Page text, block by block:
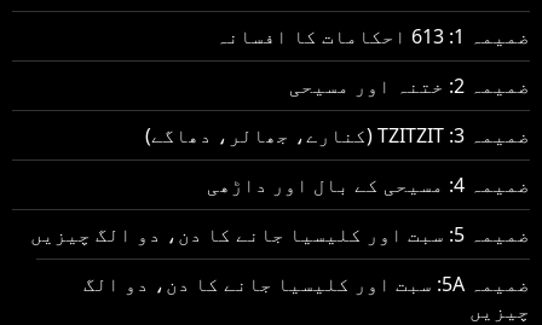
ضمیمہ 1: 613 احکامات کا افسانہ
ضمیمہ 2: ختنہ اور مسیحی
ضمیمہ 3: TZITZIT (کنارے، جھالر، دھاگے)
ضمیمہ 4: مسیحی کے بال اور داڑھی
ضمیمہ 5: سبت اور کلیسیا جانے کا دن، دو الگ چیزیں
ضمیمہ 5A: سبت اور کلیسیا جانے کا دن، دو الگ
چیزیں